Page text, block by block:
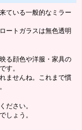
ている一般的なミラー
ートガラスは無色透明
る顔色や洋服・家具の
す。
ませんね。これまで慣
ださい。
しょう。